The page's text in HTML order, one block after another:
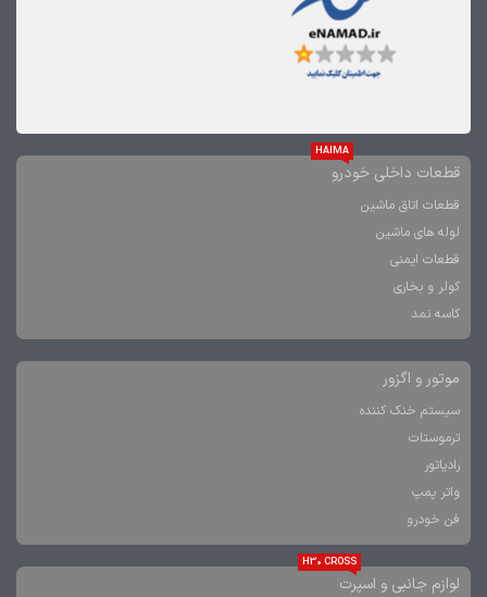
قطعات داخلی خودرو
HAIMA
قطعات اتاق ماشین
لوله های ماشین
قطعات ایمنی
کولر و بخاری
کاسه نمد
موتور و اگزور
سیستم خنک کننده
ترموستات
رادیاتور
واتر پمپ
فن خودرو
لوازم جانبی و اسپرت
H30 CROSS